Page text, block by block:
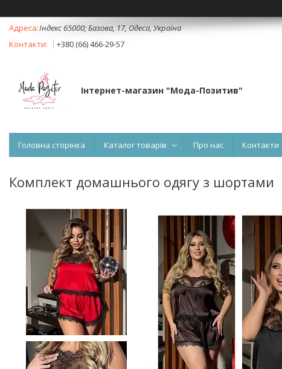
Індекс 65000; Базова, 17, Одеса, Україна
+380 (66) 466-29-57
Інтернет-магазин "Мода-Позитив"
Головна сторінка Каталог товарів Про нас Контакти
Комплект домашнього одягу з шортами